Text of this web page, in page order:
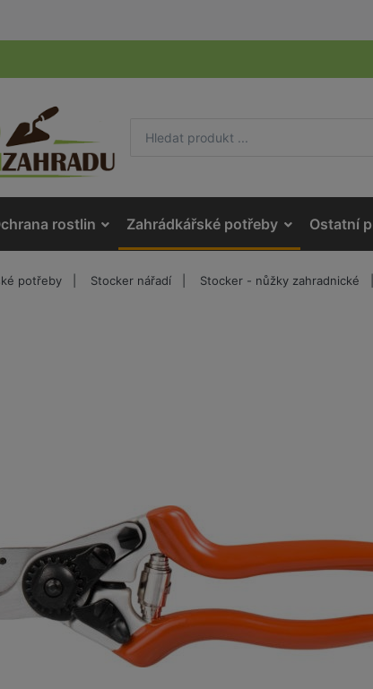
rostlin Zahrádkářské potřeby Ostatní
potřeby Stocker nářadí Stocker - nůžky zahradnické